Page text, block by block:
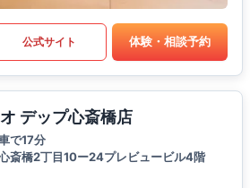
公式サイト 体験・相談予約
デップ心斎橋店
で17分
斎橋2丁目10ー24プレビュービル4階